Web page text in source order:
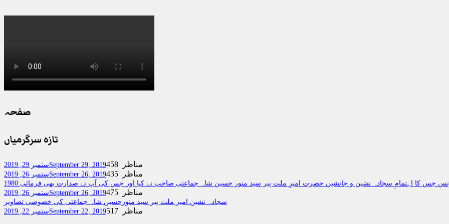
صفحہ
تازہ سرگرمیاں
ستمبر 29, 2019September 29, 2019 458 مناظر
ستمبر 26, 2019September 26, 2019 435 مناظر
جس کا اہتمامِ سجادہ نشین و جانشین حضرت امیرِ ملت پیر سید منور حسین شاہ جماعتی صاحب نے کیا اور جس کی آپ نے صدارت بھی فرمائی
ستمبر 26, 2019September 26, 2019 475 مناظر
سجادہ نشین امیر ملت پیر سید منورحسین شاہ جماعتی کی خصوصی تصاویر
ستمبر 22, 2019September 22, 2019 517 مناظر